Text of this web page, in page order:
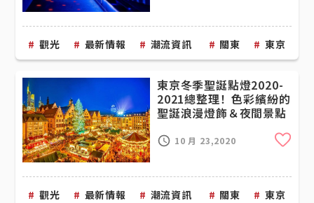
觀光 最新情報 潮流資訊 關東 東京
東京冬季聖誕點燈2020-
2021總整理！色彩繽紛的
聖誕浪漫燈飾＆夜間景點
10 月 23,2020
觀光 最新情報 潮流資訊 關東 東京